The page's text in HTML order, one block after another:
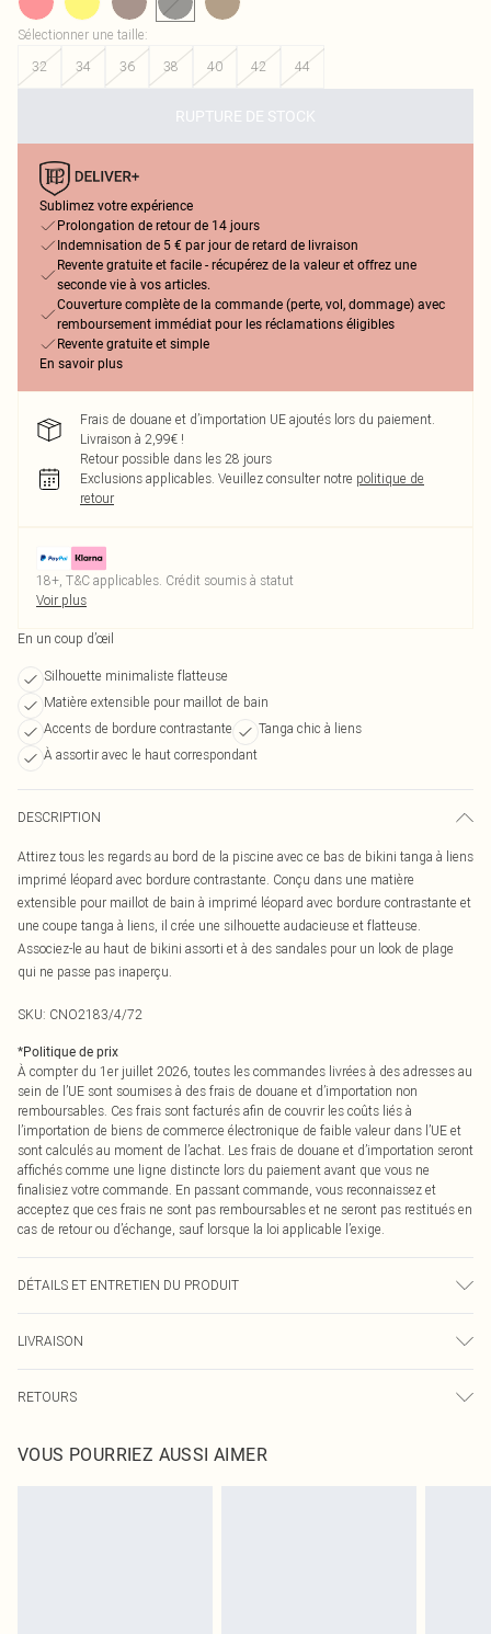
Sélectionner une taille:
32
34 36 38 40 42 44
RUPTURE DE STOCK
Sublimez votre expérience
Prolongation de retour de 14 jours
Indemnisation de 5 € par jour de retard de livraison
Revente gratuite et facile - récupérez de la valeur et offrez une
seconde vie à vos articles.
Couverture complète de la commande (perte, vol, dommage) avec
remboursement immédiat pour les réclamations éligibles
Revente gratuite et simple
En savoir plus
Frais de douane et d’importation UE ajoutés lors du paiement.
Livraison à 2,99€ !
Retour possible dans les 28 jours
Exclusions applicables. Veuillez consulter notre politique de
retour
18+, T&C applicables. Crédit soumis à statut
Voir plus
En un coup d’œil
Silhouette minimaliste flatteuse
Matière extensible pour maillot de bain
Accents de bordure contrastante
Tanga chic à liens
À assortir avec le haut correspondant
DESCRIPTION
Attirez tous les regards au bord de la piscine avec ce bas de bikini tanga à liens
imprimé léopard avec bordure contrastante. Conçu dans une matière
extensible pour maillot de bain à imprimé léopard avec bordure contrastante et
une coupe tanga à liens, il crée une silhouette audacieuse et flatteuse.
Associez-le au haut de bikini assorti et à des sandales pour un look de plage
qui ne passe pas inaperçu.
SKU: CNO2183/4/72
*Politique de prix
À compter du 1er juillet 2026, toutes les commandes livrées à des adresses au
sein de l’UE sont soumises à des frais de douane et d’importation non
remboursables. Ces frais sont facturés afin de couvrir les coûts liés à
l’importation de biens de commerce électronique de faible valeur dans l’UE et
sont calculés au moment de l’achat. Les frais de douane et d’importation seront
affichés comme une ligne distincte lors du paiement avant que vous ne
finalisiez votre commande. En passant commande, vous reconnaissez et
acceptez que ces frais ne sont pas remboursables et ne seront pas restitués en
cas de retour ou d’échange, sauf lorsque la loi applicable l’exige.
DÉTAILS ET ENTRETIEN DU PRODUIT
la couleur peut déteindre.
LIVRAISON
Livraison express France
Jusqu'à 2-3 jours ouvrables
RETOURS
pour nous retourner un article.
VOUS POURRIEZ AUSSI AIMER